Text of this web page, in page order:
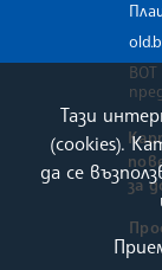
ВОТ
за
Тази
(cookies).
да се